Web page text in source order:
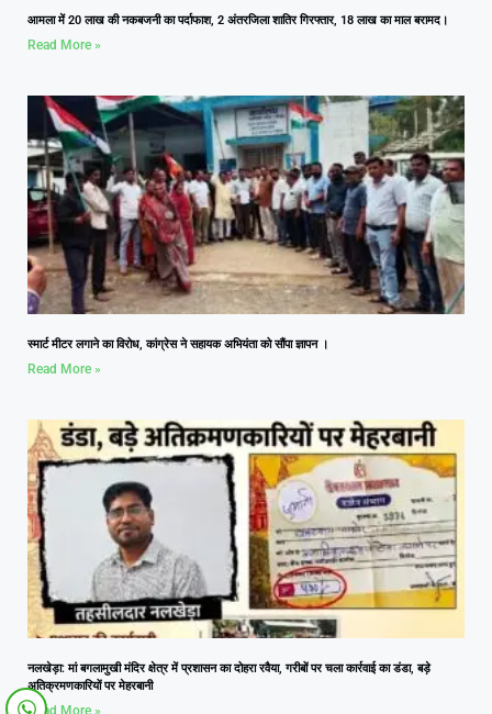
आमला में 20 लाख की नकबजनी का पर्दाफाश, 2 अंतरजिला शातिर गिरफ्तार, 18 लाख का माल बरामद।
Read More »
स्मार्ट मीटर लगाने का विरोध, कांग्रेस ने सहायक अभियंता को सौंपा ज्ञापन ।
Read More »
नलखेड़ा: मां बगलामुखी मंदिर क्षेत्र में प्रशासन का दोहरा रवैया, गरीबों पर चला कार्रवाई का डंडा, बड़े
अतिक्रमणकारियों पर मेहरबानी
Read More »